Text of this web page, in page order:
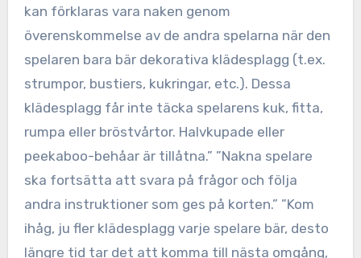
kan förklaras vara naken genom
överenskommelse av de andra spelarna när den
spelaren bara bär dekorativa klädesplagg (t.ex.
strumpor, bustiers, kukringar, etc.). Dessa
klädesplagg får inte täcka spelarens kuk, fitta,
rumpa eller bröstvårtor. Halvkupade eller
peekaboo-behåar är tillåtna.” ”Nakna spelare
ska fortsätta att svara på frågor och följa
andra instruktioner som ges på korten.” ”Kom
ihåg, ju fler klädesplagg varje spelare bär, desto
längre tid tar det att komma till nästa omgång,